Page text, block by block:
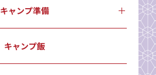
キャンプ準備
キャンプ飯